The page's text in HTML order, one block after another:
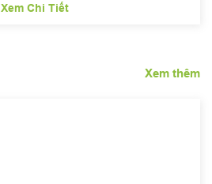
Xem Chi Tiết
Xem thêm